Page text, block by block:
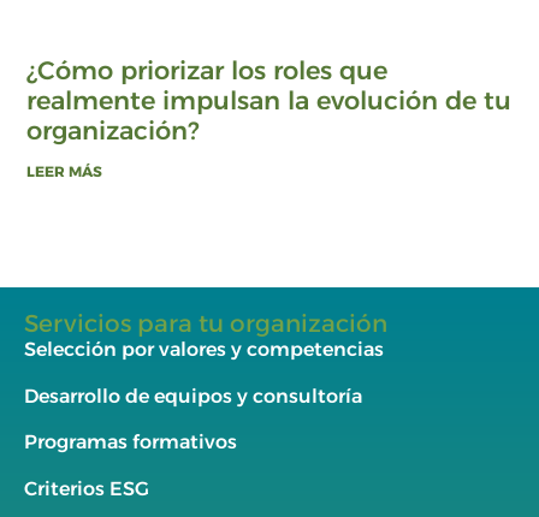
¿Cómo priorizar los roles que
realmente impulsan la evolución de tu
organización?
LEER MÁS
Servicios para tu organización
Selección por valores y competencias
Desarrollo de equipos y consultoría
Programas formativos
Criterios ESG